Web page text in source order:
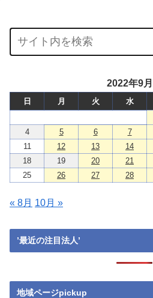
2022年9月
日 月 火 水
4
5 6 7
11
12 13 14
18
19 20 21
25
26 27 28
« 8月 10月 »
’最近の注目法人’
地域ページpickup